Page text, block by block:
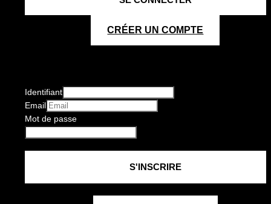
CRÉER UN COMPTE
Identifiant
Email
Mot de passe